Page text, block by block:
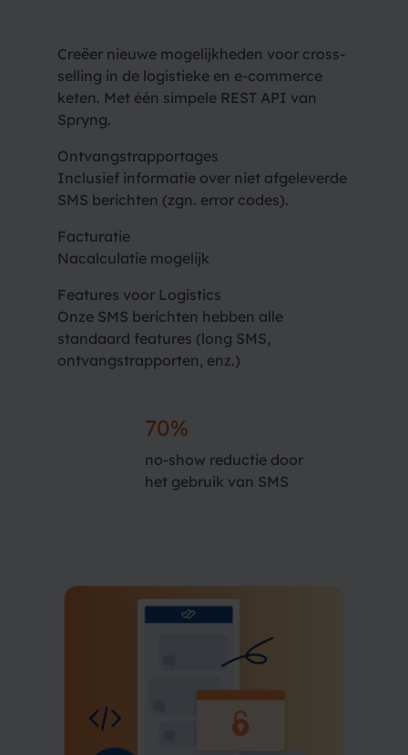
Creëer nieuwe mogelijkheden voor cross-
selling in de logistieke en e-commerce
keten. Met één simpele REST API van
Spryng.
Ontvangstrapportages
Inclusief informatie over niet afgeleverde
SMS berichten (zgn. error codes).
Facturatie
Nacalculatie mogelijk
Features voor Logistics
Onze SMS berichten hebben alle
standaard features (long SMS,
ontvangstrapporten, enz.)
70%
no-show reductie door
het gebruik van SMS